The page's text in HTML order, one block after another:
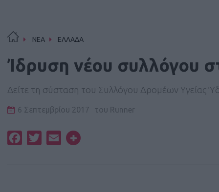
ΝΕΑ ΕΛΛΑΔΑ
Ίδρυση νέου συλλόγου
Δείτε τη σύσταση του Συλλόγου Δρομέων Υγείας
6 Σεπτεμβρίου 2017 του Runner
FacebookTwitterEmail